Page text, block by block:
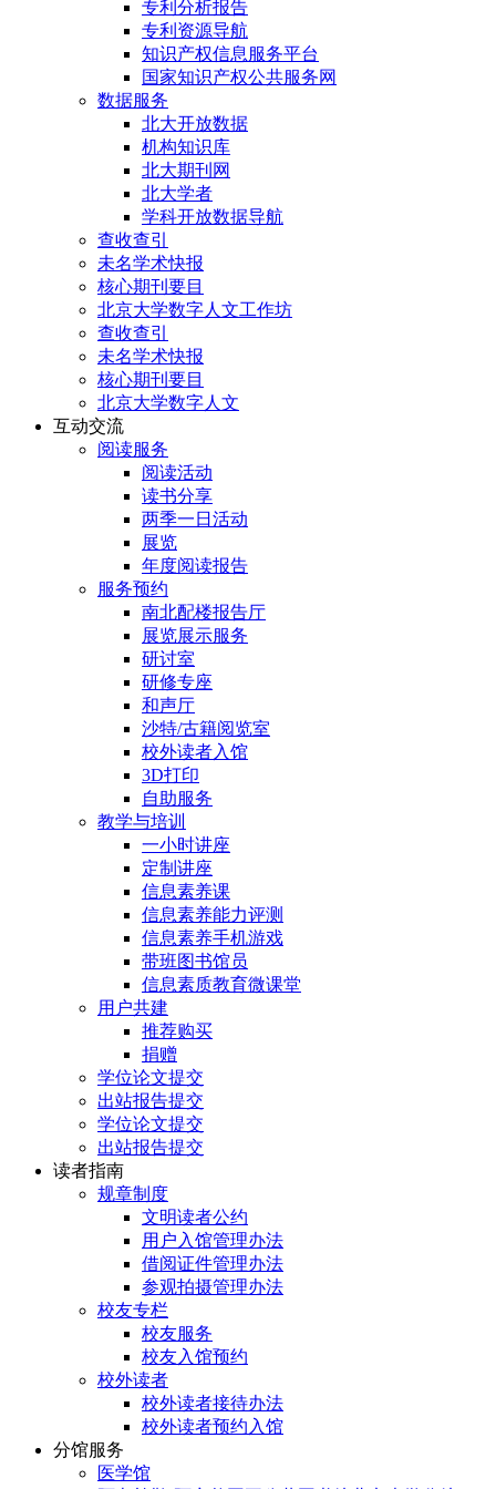
专利分析报告
专利资源导航
知识产权信息服务平台
国家知识产权公共服务网
数据服务
北大开放数据
机构知识库
北大期刊网
北大学者
学科开放数据导航
查收查引
未名学术快报
核心期刊要目
北京大学数字人文工作坊
查收查引
未名学术快报
核心期刊要目
北京大学数字人文
互动交流
阅读服务
阅读活动
读书分享
两季一日活动
展览
年度阅读报告
服务预约
南北配楼报告厅
展览展示服务
研讨室
研修专座
和声厅
沙特/古籍阅览室
校外读者入馆
3D打印
自助服务
教学与培训
一小时讲座
定制讲座
信息素养课
信息素养能力评测
信息素养手机游戏
带班图书馆员
信息素质教育微课堂
用户共建
推荐购买
捐赠
学位论文提交
出站报告提交
学位论文提交
出站报告提交
读者指南
规章制度
文明读者公约
用户入馆管理办法
借阅证件管理办法
参观拍摄管理办法
校友专栏
校友服务
校友入馆预约
校外读者
校外读者接待办法
校外读者预约入馆
分馆服务
医学馆